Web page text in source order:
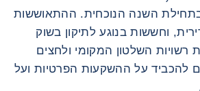
השנה הנוכחית. ההתאוששות
וחששות בנוגע לתיקון בשוק
רשויות השלטון המקומי ולחצים
להכביד על ההשקעות הפרטיות ועל